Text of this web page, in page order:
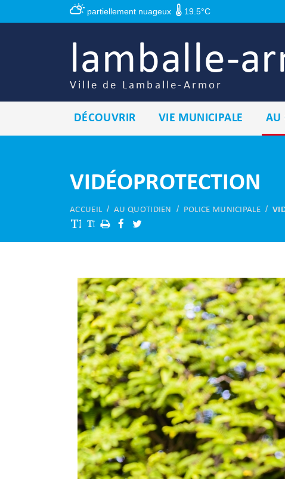
partiellement nuageux 19.5°C
lamballe-
Ville de Lamballe-Armor
DÉCOUVRIR VIE MUNICIPALE AU
VIDÉOPROTECTION
ACCUEIL AU QUOTIDIEN POLICE MUNICIPALE
Panneau de gestion des cookies